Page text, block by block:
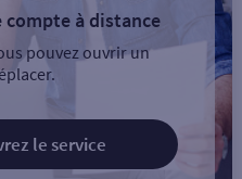
compte à distance
pouvez ouvrir un
le service